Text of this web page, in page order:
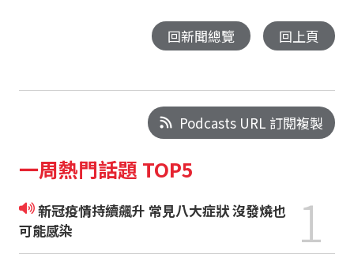
回新聞總覽 回上頁
Podcasts URL 訂閱複製
一周熱門話題 TOP5
新冠疫情持續飆升 常見八大症狀 沒發燒也
可能感染
1